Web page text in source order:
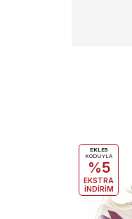
EKLE5
KODUYLA
%5
EKSTRA
İNDİRİM